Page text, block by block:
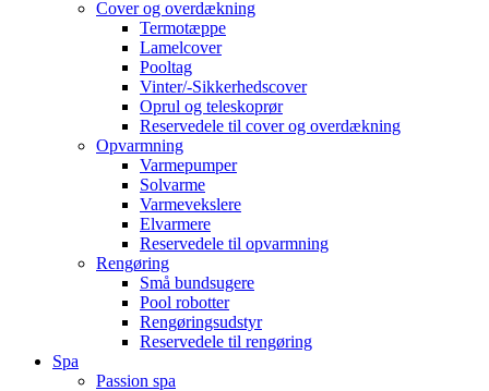
Cover og overdækning
Termotæppe
Lamelcover
Pooltag
Vinter/-Sikkerhedscover
Oprul og teleskoprør
Reservedele til cover og overdækning
Opvarmning
Varmepumper
Solvarme
Varmevekslere
Elvarmere
Reservedele til opvarmning
Rengøring
Små bundsugere
Pool robotter
Rengøringsudstyr
Reservedele til rengøring
Spa
Passion spa